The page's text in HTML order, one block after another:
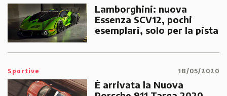
Lamborghini: nuova
Essenza SCV12, pochi
esemplari, solo per la pista
Sportive 18/05/2020
È arrivata la Nuova